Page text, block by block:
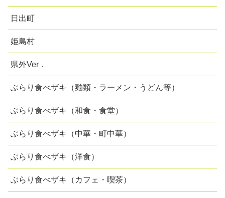
日出町
姫島村
県外Ver．
ぶらり食べザキ（麺類・ラーメン・うどん等）
ぶらり食べザキ（和食・食堂）
ぶらり食べザキ（中華・町中華）
ぶらり食べザキ（洋食）
ぶらり食べザキ（カフェ・喫茶）